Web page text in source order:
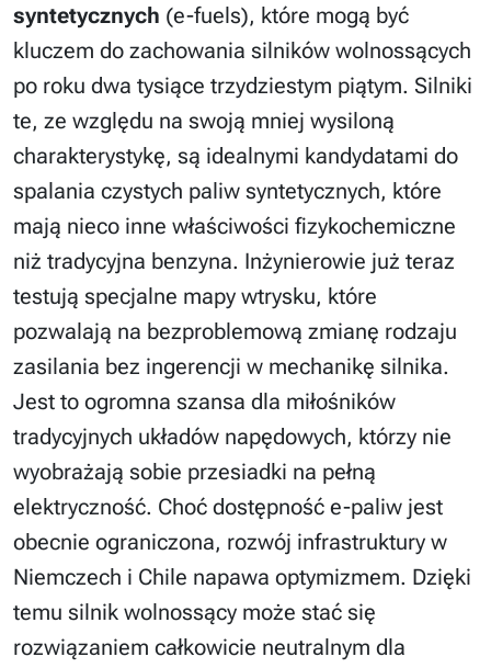
syntetycznych (e-fuels), które mogą być
kluczem do zachowania silników wolnossących
po roku dwa tysiące trzydziestym piątym. Silniki
te, ze względu na swoją mniej wysiloną
charakterystykę, są idealnymi kandydatami do
spalania czystych paliw syntetycznych, które
mają nieco inne właściwości fizykochemiczne
niż tradycyjna benzyna. Inżynierowie już teraz
testują specjalne mapy wtrysku, które
pozwalają na bezproblemową zmianę rodzaju
zasilania bez ingerencji w mechanikę silnika.
Jest to ogromna szansa dla miłośników
tradycyjnych układów napędowych, którzy nie
wyobrażają sobie przesiadki na pełną
elektryczność. Choć dostępność e-paliw jest
obecnie ograniczona, rozwój infrastruktury w
Niemczech i Chile napawa optymizmem. Dzięki
temu silnik wolnossący może stać się
rozwiązaniem całkowicie neutralnym dla